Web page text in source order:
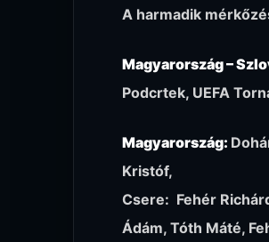
A harmadik
Magyarország –
Podcrtek, UEFA
Magyarország:
Kristóf,
Csere: Fehér
Ádám, Tóth Máté,